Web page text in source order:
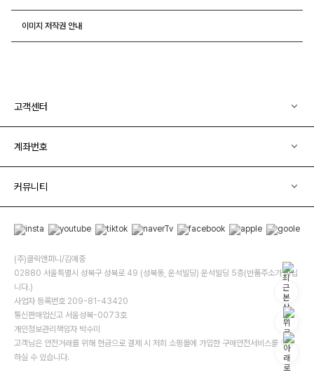
이미지 저작권 안내
고객센터
계좌번호
커뮤니티
(주)클릭앤퍼니/김예중
02880 서울특별시 성북구 성북로 49 (성북동, 운석빌딩) 운석빌딩 5층(반품주소가 아닙
니다.)
사업자 등록번호 209-81-43420
통신판매업신고 서울성북-0073호
개인정보관리책임자 박수미
고객님은 안전거래를 위해 현금으로 결제 시 저희 소핑몰에 가입한 구매안전서비스를 이용
하실 수 있습니다.